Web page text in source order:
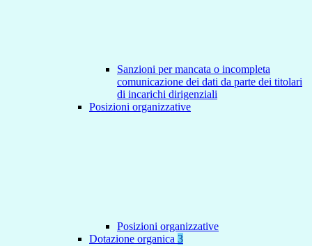
Sanzioni per mancata o incompleta
comunicazione dei dati da parte dei titolari
di incarichi dirigenziali
Posizioni organizzative
Posizioni organizzative
Dotazione organica 3